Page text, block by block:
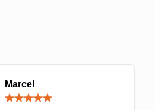
Marcel